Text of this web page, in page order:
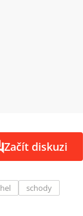
Začít diskuzi
schody